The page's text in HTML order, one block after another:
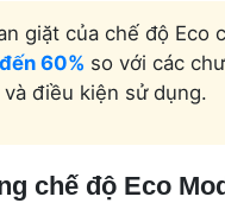
giặt của chế độ
60% so với các
điều kiện sử dụng.
chế độ Eco